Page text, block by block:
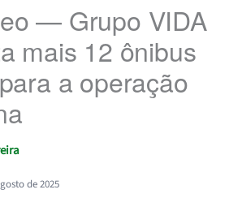
— Grupo VIDA
mais 12 ônibus
a operação
de 2025